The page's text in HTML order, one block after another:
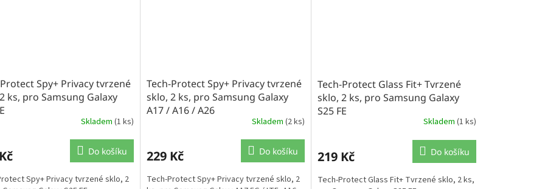
Spy+ Privacy tvrzené
ks, pro Samsung Galaxy
Skladem (1 ks)
Do košíku
Spy+ Privacy tvrzené sklo, 2
Tech-Protect Spy+ Privacy tvrzené
sklo, 2 ks, pro Samsung Galaxy
A17 / A16 / A26
Skladem (2 ks)
229 Kč Do košíku
Tech-Protect Spy+ Privacy tvrzené sklo, 2
Tech-Protect Glass Fit+ Tvrzené
sklo, 2 ks, pro Samsung Galaxy
S25 FE
Skladem (1 ks)
219 Kč Do košíku
Tech-Protect Glass Fit+ Tvrzené sklo, 2 ks,